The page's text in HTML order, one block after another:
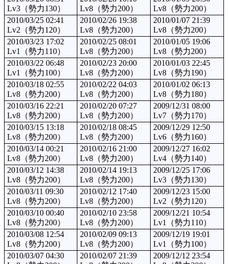
Lv3（勢力130）
Lv8（勢力200）
Lv8（勢力200）
2010/03/25 02:41
Lv2（勢力120）
2010/02/26 19:38
Lv8（勢力200）
2010/01/07 21:39
Lv8（勢力200）
2010/03/23 17:02
Lv1（勢力110）
2010/02/25 08:01
Lv8（勢力200）
2010/01/05 19:06
Lv8（勢力200）
2010/03/22 06:48
Lv1（勢力100）
2010/02/23 20:00
Lv8（勢力200）
2010/01/03 22:45
Lv8（勢力190）
2010/03/18 02:55
Lv8（勢力200）
2010/02/22 04:03
Lv8（勢力200）
2010/01/02 06:13
Lv8（勢力180）
2010/03/16 22:21
Lv8（勢力200）
2010/02/20 07:27
Lv8（勢力200）
2009/12/31 08:00
Lv7（勢力170）
2010/03/15 13:18
Lv8（勢力200）
2010/02/18 08:45
Lv8（勢力200）
2009/12/29 12:50
Lv6（勢力160）
2010/03/14 00:21
Lv8（勢力200）
2010/02/16 21:00
Lv8（勢力200）
2009/12/27 16:02
Lv4（勢力140）
2010/03/12 14:38
Lv8（勢力200）
2010/02/14 19:13
Lv8（勢力200）
2009/12/25 17:06
Lv3（勢力130）
2010/03/11 09:30
Lv8（勢力200）
2010/02/12 17:40
Lv8（勢力200）
2009/12/23 15:00
Lv2（勢力120）
2010/03/10 00:40
Lv8（勢力200）
2010/02/10 23:58
Lv8（勢力200）
2009/12/21 10:54
Lv1（勢力110）
2010/03/08 12:54
Lv8（勢力200）
2010/02/09 09:13
Lv8（勢力200）
2009/12/19 19:01
Lv1（勢力100）
2010/03/07 04:30
2010/02/07 21:39
2009/12/12 23:54